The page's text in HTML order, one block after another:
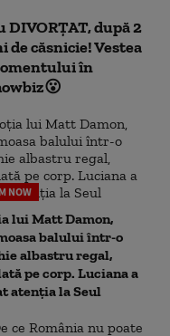
DIVORȚAT, după 2
de căsnicie! Vestea
în
NOW
lui Matt Damon,
balului într-o
albastru regal,
pe corp. Luciana a
atenția la Seul